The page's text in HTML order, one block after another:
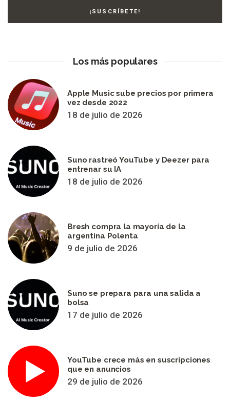
Los más populares
Apple Music sube precios por primera
vez desde 2022
18 de julio de 2026
Suno rastreó YouTube y Deezer para
entrenar su IA
18 de julio de 2026
Bresh compra la mayoría de la
argentina Polenta
9 de julio de 2026
Suno se prepara para una salida a
bolsa
17 de julio de 2026
YouTube crece más en suscripciones
que en anuncios
29 de julio de 2026